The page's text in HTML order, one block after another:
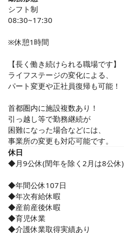
シフト制
08:30~17:30
※休憩1時間
【長く働き続けられる職場です】
ライフステージの変化による、
パート変更や正社員復帰も可能！
首都圏内に施設複数あり！
引っ越し等で勤務継続が
困難になった場合などには、
事業所の変更も対応可能です。
休日
◆月9公休(閏年を除く2月は8公休)
◆年間公休107日
◆年次有給休暇
◆産前産後休暇
◆育児休業
◆介護休業取得実績あり